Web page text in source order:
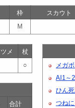
枠
スカウト
M
ツメ
杖
○
合計
メガ
AI1～
ひん
つね